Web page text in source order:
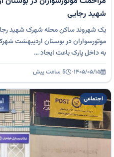
شهید رجایی
یک شهروند ساکن محله شهرک شهید
موتورسواران در بوستان اردیبهشت
به داخل پارک باعث ایجاد …
۱۴۰۵/۰۵/۱۵· 5 ساعت پیش
اجتماعی